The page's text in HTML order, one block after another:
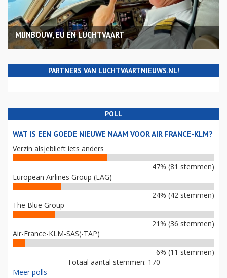
MIJNBOUW, EU EN LUCHTVAART
PARTNERS VAN LUCHTVAARTNIEUWS.NL!
POLL
WAT IS EEN GOEDE NIEUWE NAAM VOOR AIR FRANCE-KLM?
Verzin alsjeblieft iets anders
47% (81 stemmen)
European Airlines Group (EAG)
24% (42 stemmen)
The Blue Group
21% (36 stemmen)
Air-France-KLM-SAS(-TAP)
6% (11 stemmen)
Totaal aantal stemmen: 170
Meer polls